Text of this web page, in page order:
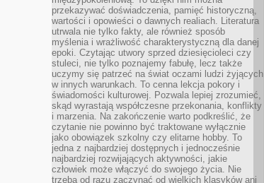
przekazywać doświadczenia, pamięć historyczną,
wartości i opowieści o dawnych realiach. Literatura
utrwala nie tylko fakty, ale również sposób
myślenia i wrażliwość charakterystyczną dla danej
epoki. Czytając utwory sprzed dziesięcioleci czy
stuleci, nie tylko poznajemy fabułę, lecz także
uczymy się patrzeć na świat oczami ludzi żyjących
w innych warunkach. To cenna lekcja pokory i
świadomości kulturowej. Pozwala lepiej zrozumieć,
skąd wyrastają współczesne przekonania, konflikty
i marzenia. Na zakończenie warto podkreślić, że
czytanie nie powinno być traktowane wyłącznie
jako obowiązek szkolny czy elitarne hobby. To
jedna z najbardziej dostępnych i jednocześnie
najbardziej rozwijających aktywności, jakie
człowiek może włączyć do swojego życia. Nie
trzeba od razu zaczynać od wielkich klasyków ani